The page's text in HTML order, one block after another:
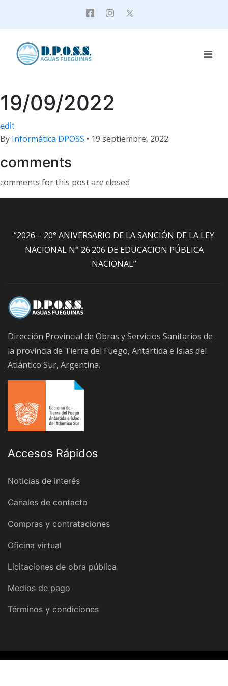
19/09/2022
edit
By Informática DPOSS • 19 septiembre, 2022
comments
comments for this post are closed
“2026 – 20° ANIVERSARIO DE LA SANCIÓN DE LA LEY
NACIONAL N° 26.206 DE EDUCACION PÚBLICA
NACIONAL”
Dirección Provincial de Obras y Servicios Sanitarios de
la provincia de Tierra del Fuego, Antártida e Islas del
Atlántico Sur, Argentina.
Accesos Rápidos
Noticias de interés
Canales de contacto
Compras y contrataciones
Oficina virtual
Licitaciones de obra pública
Medios de pago
Términos y condiciones